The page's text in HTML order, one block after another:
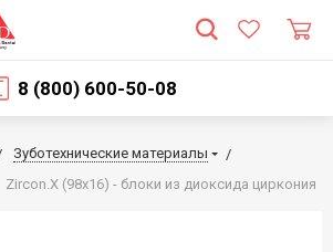
8 (800) 600-50-08
Зуботехнические материалы
Zircon.X (98x16) - блоки из диоксида циркония